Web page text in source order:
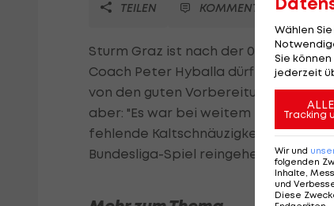
TEILEN
KOMMENTARE
Sturm Graz ist nach der 0:2-
Coach Peter Hyballa dürfte doch
von den guten Vorbereitungsspielen
aber: "Es war bei weitem nicht alles
fehlende Kaltschnäuzigkeit ließen
Bundesliga-Spiel reingehen."
Wählen
Sie
jederzeit
Tracking
Wir und
folgenden
Inhalte,
und
Diese